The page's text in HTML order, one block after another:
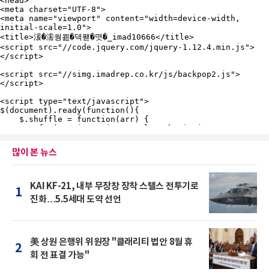
많이 본 뉴스
1
KAI KF-21, 내부 무장창 장착 스텔스 전투기로
진화…5.5세대 도약 선언
2
美 상원 은행위 위원장 "클래리티 법안 8월 휴
회 전 표결 가능"